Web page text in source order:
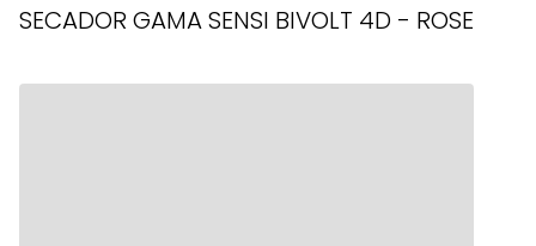
SECADOR GAMA SENSI BIVOLT 4D - ROSE